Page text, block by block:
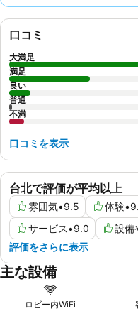
台北で評価が平均以上
雰囲気•9.5 体験•
サービス•9.0 設備
評価をさらに表示
口コミ
大満足
満足
良い
普通
不満
口コミを表示
主な設備
ロビー内WiFi